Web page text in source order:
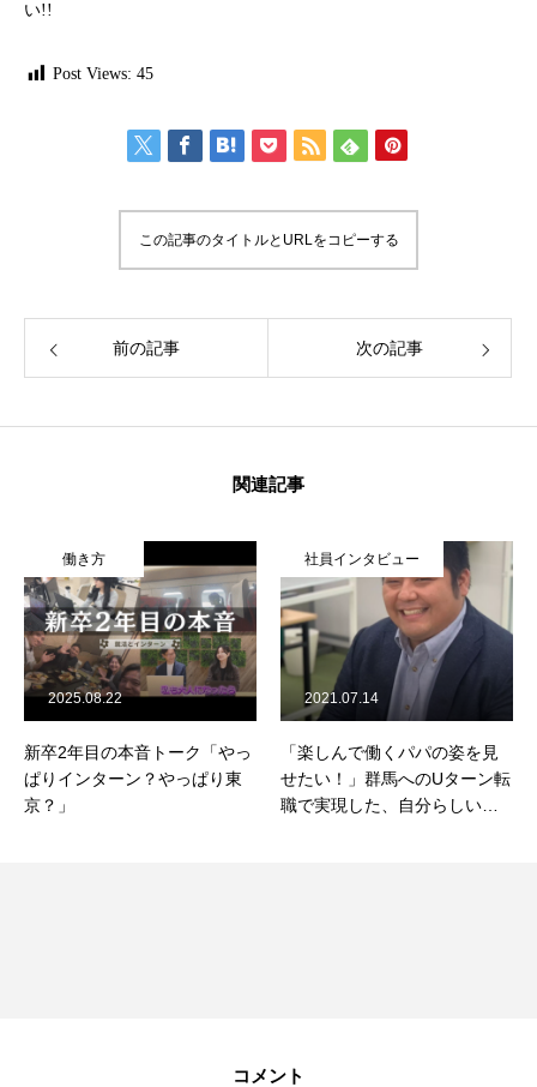
い!!
Post Views: 45
この記事のタイトルとURLをコピーする
前の記事 次の記事
関連記事
働き方
新卒2年目の本音トーク「やっ
ぱりインターン？やっぱり東
京？」
2025.08.22
社員インタビュー
「楽しんで働くパパの姿を見
せたい！」群馬へのUターン転
職で実現した、自分らしい働
2021.07.14
コメント